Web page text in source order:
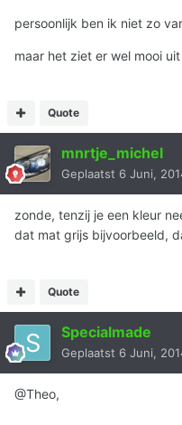
persoonlijk ben ik niet zo
maar het ziet er wel mooi
Quote
mnrtje_michel
Geplaatst 6 Juni,
zonde, tenzij je een kleur
dat mat grijs bijvoorbeeld,
Quote
Specialmade
Geplaatst 6 Juni,
@Theo,